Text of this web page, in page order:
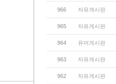
966 자유게시판
965 자유게시판
964 유머게시판
963 자유게시판
962 자유게시판